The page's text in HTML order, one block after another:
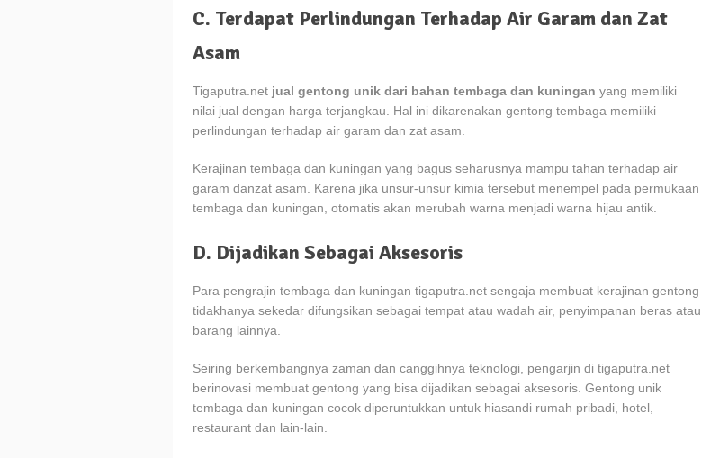
C. Terdapat Perlindungan Terhadap Air Garam dan Zat
Asam
Tigaputra.net jual gentong unik dari bahan tembaga dan kuningan yang memiliki
nilai jual dengan harga terjangkau. Hal ini dikarenakan gentong tembaga memiliki
perlindungan terhadap air garam dan zat asam.
Kerajinan tembaga dan kuningan yang bagus seharusnya mampu tahan terhadap air
garam danzat asam. Karena jika unsur-unsur kimia tersebut menempel pada permukaan
tembaga dan kuningan, otomatis akan merubah warna menjadi warna hijau antik.
D. Dijadikan Sebagai Aksesoris
Para pengrajin tembaga dan kuningan tigaputra.net sengaja membuat kerajinan gentong
tidakhanya sekedar difungsikan sebagai tempat atau wadah air, penyimpanan beras atau
barang lainnya.
Seiring berkembangnya zaman dan canggihnya teknologi, pengarjin di tigaputra.net
berinovasi membuat gentong yang bisa dijadikan sebagai aksesoris. Gentong unik
tembaga dan kuningan cocok diperuntukkan untuk hiasandi rumah pribadi, hotel,
restaurant dan lain-lain.